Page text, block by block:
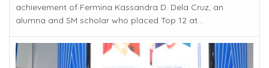
achievement of Fermina Kassandra D. Dela Cruz, an
alumna and SM scholar who placed Top 12 at...